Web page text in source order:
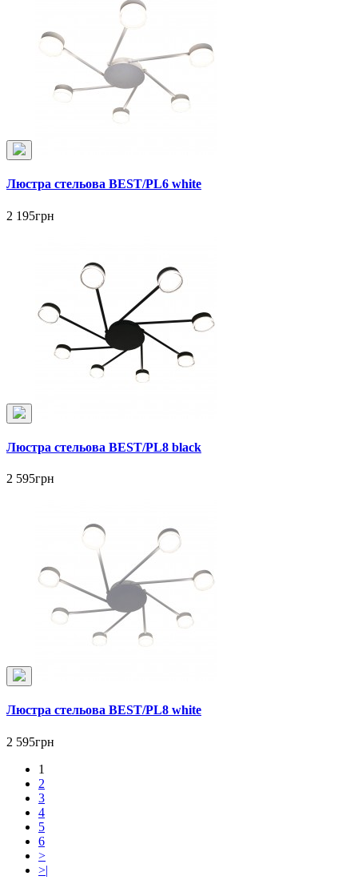
Люстра стельова BEST/PL6 white
2 195грн
Люстра стельова BEST/PL8 black
2 595грн
Люстра стельова BEST/PL8 white
2 595грн
1
2
3
4
5
6
>
>|